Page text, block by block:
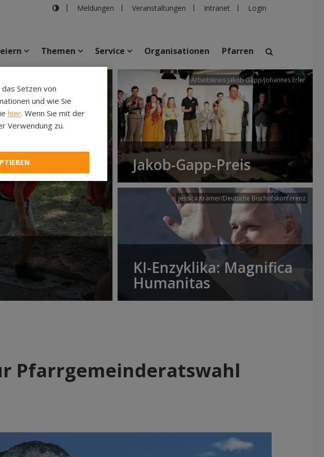
Meldungen Veranstaltungen Intranet Login
suchen
Veranstaltungen Personen Pfarren Einrichtungen
Themen Service Organisationen Pfarren
Arbeitskreis Jakob Gapp/Johannes Erler
Jakob-Gapp-Preis
Jessica Krämer/Deutsche Bischofskonferenz
KI-Enzyklika: Magnifica
Humanitas
Pfarrgemeinderatswahl
Setzen von
und wie Sie
hier. Wenn Sie mit der
Verwendung zu.